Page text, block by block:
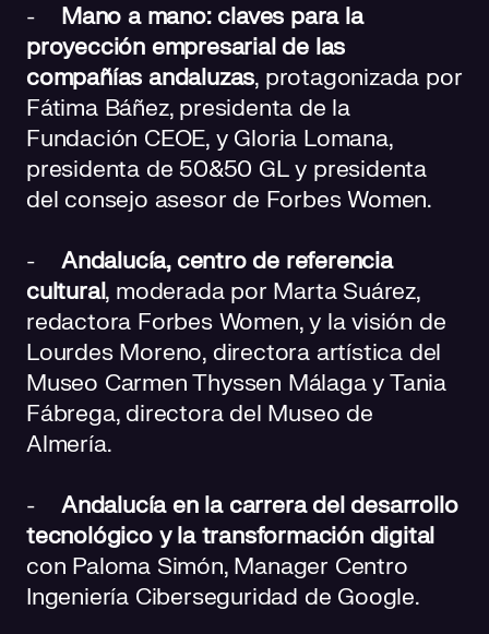
- Mano a mano: claves para la
proyección empresarial de las
compañías andaluzas, protagonizada por
Fátima Báñez, presidenta de la
Fundación CEOE, y Gloria Lomana,
presidenta de 50&50 GL y presidenta
del consejo asesor de Forbes Women.
- Andalucía, centro de referencia
cultural, moderada por Marta Suárez,
redactora Forbes Women, y la visión de
Lourdes Moreno, directora artística del
Museo Carmen Thyssen Málaga y Tania
Fábrega, directora del Museo de
Almería.
- Andalucía en la carrera del desarrollo
tecnológico y la transformación digital
con Paloma Simón, Manager Centro
Ingeniería Ciberseguridad de Google.